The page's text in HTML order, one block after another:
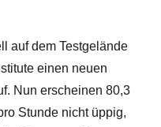
auf dem Testgelände
einen neuen
Nun erscheinen 80,3
Stunde nicht üppig,